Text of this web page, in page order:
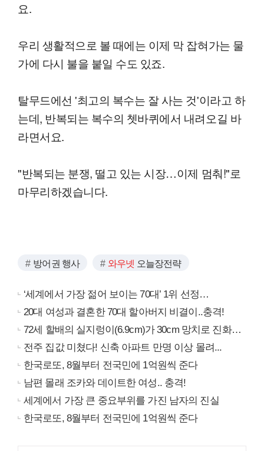
요.
우리 생활적으로 볼 때에는 이제 막 잡혀가는 물
가에 다시 불을 붙일 수도 있죠.
탈무드에선 '최고의 복수는 잘 사는 것'이라고 하
는데, 반복되는 복수의 쳇바퀴에서 내려오길 바
라면서요.
"반복되는 분쟁, 떨고 있는 시장…이제 멈춰!"로
마무리하겠습니다.
방어권 행사 와우넷 오늘장전략
‘세계에서 가장 젊어 보이는 70대’ 1위 선정…
20대 여성과 결혼한 70대 할아버지 비결이..충격!
72세 할배의 실지렁이(6.9cm)가 30cm 망치로 진화…
전주 집값 미쳤다! 신축 아파트 만명 이상 몰려...
한국로또, 8월부터 전국민에 1억원씩 준다
남편 몰래 조카와 데이트한 여성.. 충격!
세계에서 가장 큰 중요부위를 가진 남자의 진실
한국로또, 8월부터 전국민에 1억원씩 준다